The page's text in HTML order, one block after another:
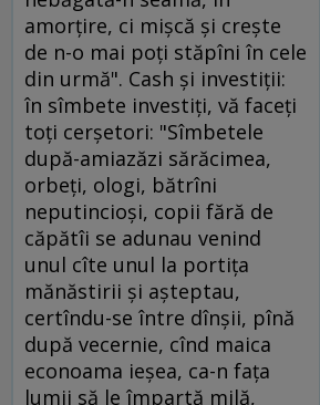
amorţire, ci mişcă şi creşte
de n-o mai poţi stăpîni în cele
din urmă". Cash şi investiţii:
în sîmbete investiţi, vă faceţi
toţi cerşetori: "Sîmbetele
după-amiazăzi sărăcimea,
orbeţi, ologi, bătrîni
neputincioşi, copii fără de
căpătîi se adunau venind
unul cîte unul la portiţa
mănăstirii şi aşteptau,
certîndu-se între dînşii, pînă
după vecernie, cînd maica
econoama ieşea, ca-n faţa
lumii să le împartă milă,